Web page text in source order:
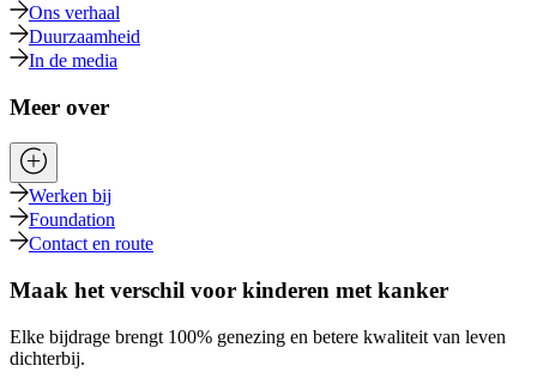
Ons verhaal
Duurzaamheid
In de media
Meer over
Werken bij
Foundation
Contact en route
Maak het verschil voor kinderen met kanker
Elke bijdrage brengt 100% genezing en betere kwaliteit van leven
dichterbij.